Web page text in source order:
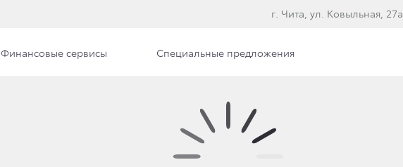
г. Чита, ул. Ковыльная, 27а
Финансовые сервисы Специальные предложения